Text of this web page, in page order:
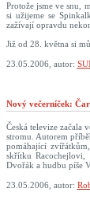
Protože jsme ve snu,
si užijeme se
zažívají opravdu
Již od 28. května si
23.05.2006, autor:
Nový večerníček:
Česká televize začala
stromu. Autorem
pomáhající
skřítku
Dvořák a hudbu píše
23.05.2006, autor: